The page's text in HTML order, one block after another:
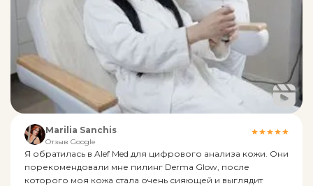
Marilia Sanchis
Отзыв Google
Я обратилась в Alef Med для цифрового анализа кожи. Они
порекомендовали мне пилинг Derma Glow, после
которого моя кожа стала очень сияющей и выглядит